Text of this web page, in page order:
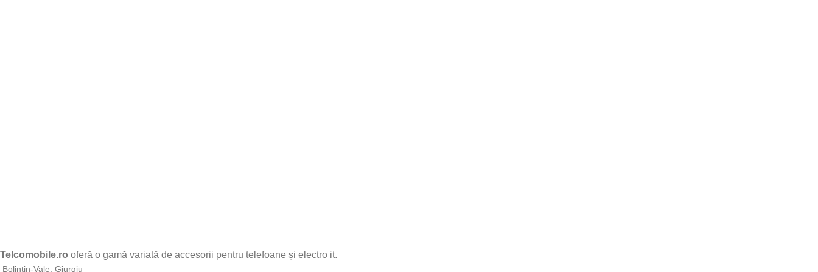
Telcomobile.ro oferă o gamă variată de accesorii pentru telefoane și electro it.
Bolintin-Vale, Giurgiu